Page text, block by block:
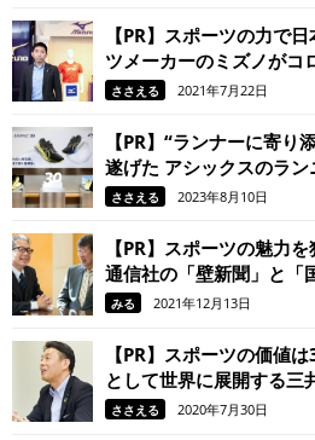
【PR】スポーツの力で
ツメーカーのミズノがコ
はささえる 2021年7月22日
【PR】“ランナーに寄り
遂げた アシックスのラ
KAYANO 30」。 履けば
ささえる 2023年8月10日
【PR】スポーツの魅力
通信社の「壁新聞」と「
みる 2021年12月13日
【PR】スポーツの価値
として世界に展開する三
興に力を入れる理由
ささえる 2020年7月30日